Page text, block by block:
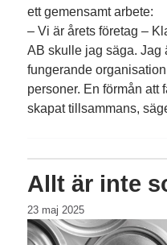
ett gemensamt arbete:
– Vi är årets företag –
AB skulle jag säga. Jag
fungerande
personer. En förmån att
skapat tillsammans,
Allt är inte
23 maj 2025